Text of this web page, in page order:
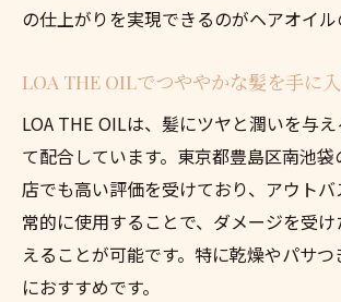
の仕上がりを実現できるのがヘアオイル
LOA THE OILでつややかな髪を手に
LOA THE OILは、髪にツヤと潤いを与
て配合しています。東京都豊島区南池
店でも高い評価を受けており、アウト
常的に使用することで、ダメージを受
えることが可能です。特に乾燥やパサ
におすすめです。